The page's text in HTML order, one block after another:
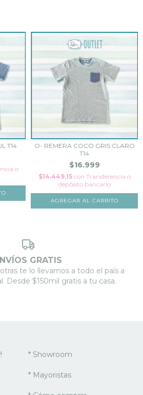
T14
o
O- REMERA COCO GRIS CLARO
T14
$16.999
$14.449,15 con Transferencia o
depósito bancario
AGREGAR AL CARRITO
GRATIS
te lo llevamos a todo el país a
Desde $150mil gratis a tu casa.
* Showroom
* Mayoristas